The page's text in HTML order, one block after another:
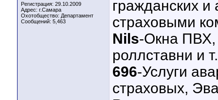
Регистрация: 29.10.2009
Адрес: г.Самара
Охотобщество: Департамент
Сообщений: 5,463
гражданских
страховыми
Nils-Окна ПВХ,
роллставни и
696-Услуги
страховых,